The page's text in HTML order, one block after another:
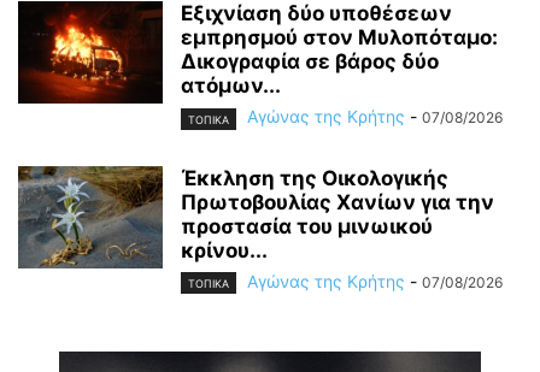
Εξιχνίαση δύο υποθέσεων
εμπρησμού στον Μυλοπόταμο:
Δικογραφία σε βάρος δύο
ατόμων...
ΤΟΠΙΚΑ Αγώνας της Κρήτης - 07/08/2026
Έκκληση της Οικολογικής
Πρωτοβουλίας Χανίων για την
προστασία του μινωικού
κρίνου...
ΤΟΠΙΚΑ Αγώνας της Κρήτης - 07/08/2026